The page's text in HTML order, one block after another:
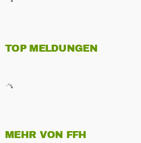
TOP MELDUNGEN
MEHR VON FFH